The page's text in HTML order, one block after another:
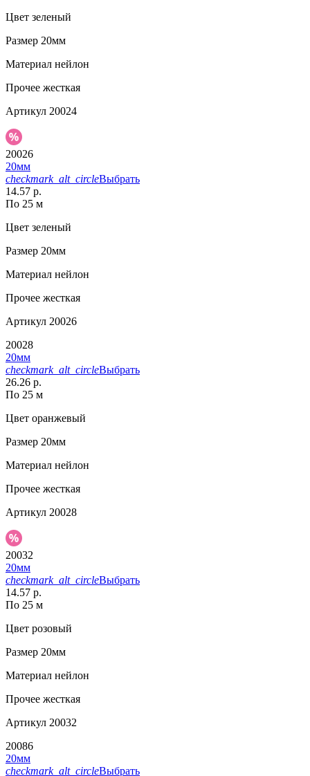
Цвет зеленый
Размер 20мм
Материал нейлон
Прочее жесткая
Артикул 20024
20026
20мм
checkmark_alt_circleВыбрать
14.57 р.
По 25 м
Цвет зеленый
Размер 20мм
Материал нейлон
Прочее жесткая
Артикул 20026
20028
20мм
checkmark_alt_circleВыбрать
26.26 р.
По 25 м
Цвет оранжевый
Размер 20мм
Материал нейлон
Прочее жесткая
Артикул 20028
20032
20мм
checkmark_alt_circleВыбрать
14.57 р.
По 25 м
Цвет розовый
Размер 20мм
Материал нейлон
Прочее жесткая
Артикул 20032
20086
20мм
checkmark_alt_circleВыбрать